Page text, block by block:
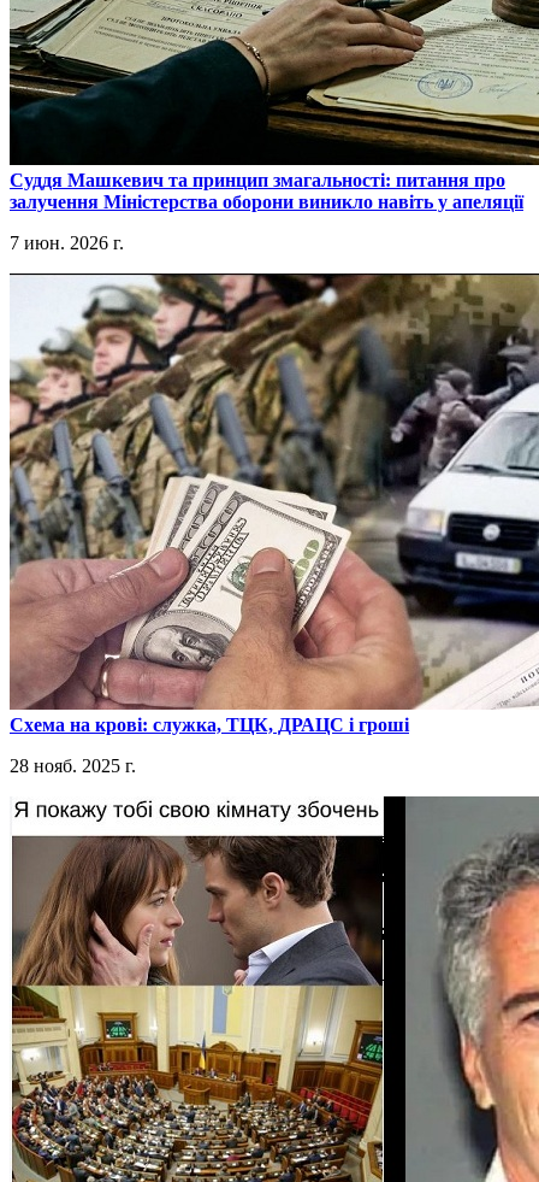
​Суддя Машкевич та принцип змагальності: питання про
залучення Міністерства оборони виникло навіть у апеляції
7 июн. 2026 г.
​Схема на крові: служка, ТЦК, ДРАЦС і гроші
28 нояб. 2025 г.